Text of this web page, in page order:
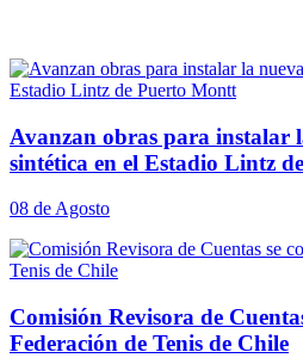
Avanzan obras para instalar
sintética en el Estadio Lintz
08 de Agosto
Comisión Revisora de
Federación de Tenis de Chile